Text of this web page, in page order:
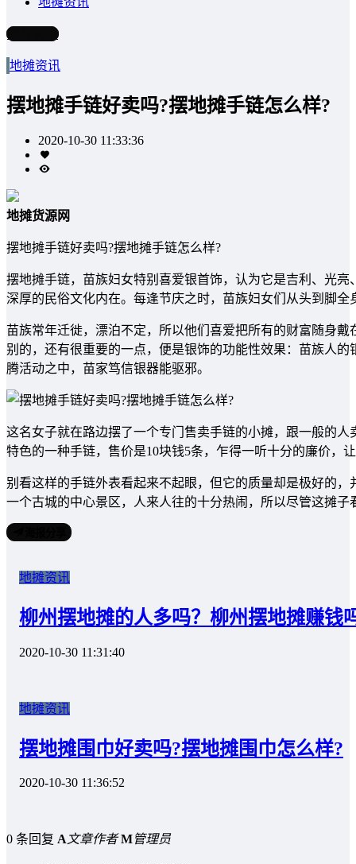
写文章
地摊资讯
摆地摊手链好卖吗?摆地摊手链怎么样?
2020-10-30 11:33:36
地摊货源网
摆地摊手链好卖吗?摆地摊手链怎么样?
摆地摊手链，苗族妇女特别喜爱银首饰，认为它是吉利、光
深厚的民俗文化内在。每逢节庆之时，苗族妇女们从头到脚
苗族常年迁徙，漂泊不定，所以他们喜爱把所有的财富随身
别的，还有很重要的一点，便是银饰的功能性效果：苗族人
腾活动之中，苗家笃信银器能驱邪。
这名女子就在路边摆了一个专门售卖手链的小摊，跟一般的
特色的一种手链，售价是10块钱5条，乍得一听十分的廉价，
别看这样的手链外表看起来不起眼，但它的质量却是极好的
一个古城的中心景区，人来人往的十分热闹，所以尽管这摊
地摊资讯
柳州摆地摊的人多吗？柳州摆地摊赚钱
2020-10-30 11:31:40
地摊资讯
摆地摊围巾好卖吗?摆地摊围巾怎么样?
2020-10-30 11:36:52
0 条回复 A文章作者 M管理员